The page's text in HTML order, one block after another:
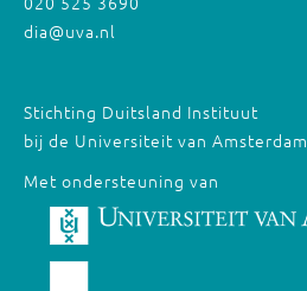
dia@uva.nl
Stichting Duitsland Instituut
bij de Universiteit van Amsterdam
Met ondersteuning van